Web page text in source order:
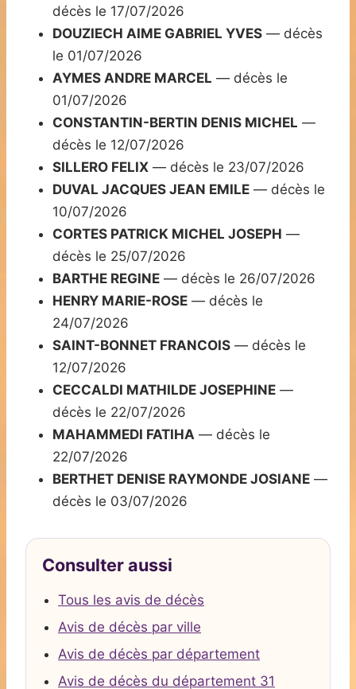
décès le 17/07/2026
DOUZIECH AIME GABRIEL YVES — décès
le 01/07/2026
AYMES ANDRE MARCEL — décès le
01/07/2026
CONSTANTIN-BERTIN DENIS MICHEL —
décès le 12/07/2026
SILLERO FELIX — décès le 23/07/2026
DUVAL JACQUES JEAN EMILE — décès le
10/07/2026
CORTES PATRICK MICHEL JOSEPH —
décès le 25/07/2026
BARTHE REGINE — décès le 26/07/2026
HENRY MARIE-ROSE — décès le
24/07/2026
SAINT-BONNET FRANCOIS — décès le
12/07/2026
CECCALDI MATHILDE JOSEPHINE —
décès le 22/07/2026
MAHAMMEDI FATIHA — décès le
22/07/2026
BERTHET DENISE RAYMONDE JOSIANE —
décès le 03/07/2026
Consulter aussi
Tous les avis de décès
Avis de décès par ville
Avis de décès par département
Avis de décès du département 31